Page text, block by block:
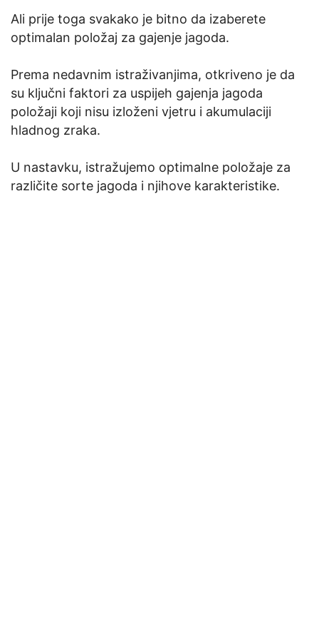
Ali prije toga svakako je bitno da izaberete
optimalan položaj za gajenje jagoda.
Prema nedavnim istraživanjima, otkriveno je da
su ključni faktori za uspijeh gajenja jagoda
položaji koji nisu izloženi vjetru i akumulaciji
hladnog zraka.
U nastavku, istražujemo optimalne položaje za
različite sorte jagoda i njihove karakteristike.